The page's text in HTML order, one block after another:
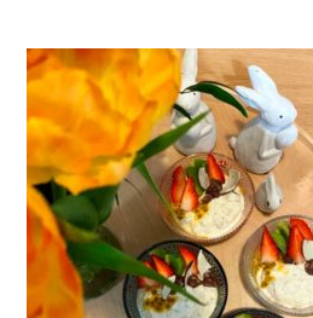
Jälleenmyyjät
Yritys
Yhteydenotto
Ohjeet ja vinkit